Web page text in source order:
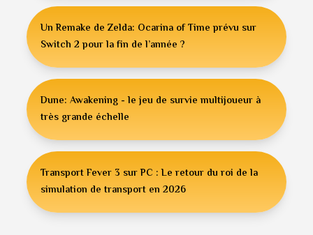
Un Remake de Zelda: Ocarina of Time prévu sur
Switch 2 pour la fin de l’année ?
Dune: Awakening - le jeu de survie multijoueur à
très grande échelle
Transport Fever 3 sur PC : Le retour du roi de la
simulation de transport en 2026